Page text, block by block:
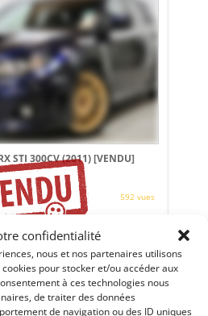
confidentialité
nous et nos partenaires utilisons
pour stocker et/ou accéder aux
à ces technologies nous
de traiter des données
de navigation ou des ID uniques
STI 300CV (2011)[VENDU]
592 vues
les options le plus